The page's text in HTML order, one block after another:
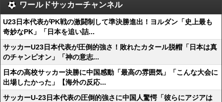
ワールドサッカーチャンネル
U23日本代表がPK戦の激闘制して準決勝進出！ヨルダン「史上最も
奇妙なPK」「日本を追い詰...
サッカーU23日本代表が圧倒的強さ！敗れたカタール脱帽「日本は真
のチャンピオン」「神の意志...
日本の高校サッカー決勝に中国感動「最高の雰囲気」「こんな大会に
出場したかった」【海外の反応...
サッカーU-23日本代表の圧倒的強さに中国人驚愕「彼らにアジアは